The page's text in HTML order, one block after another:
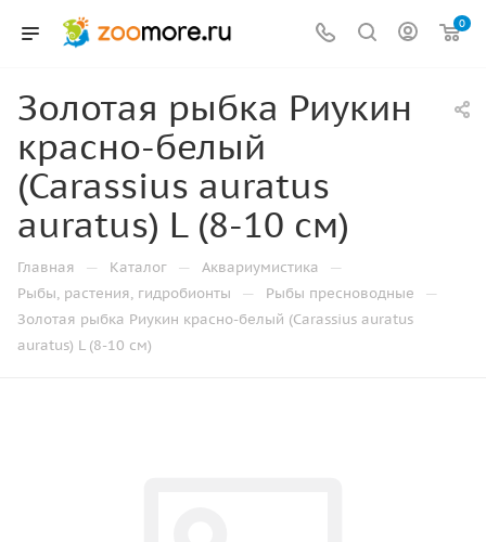
0
Золотая рыбка Риукин
красно-белый
(Carassius auratus
auratus) L (8-10 см)
Главная — Каталог — Аквариумистика —
Рыбы, растения, гидробионты — Рыбы пресноводные —
Золотая рыбка Риукин красно-белый (Carassius auratus
auratus) L (8-10 см)